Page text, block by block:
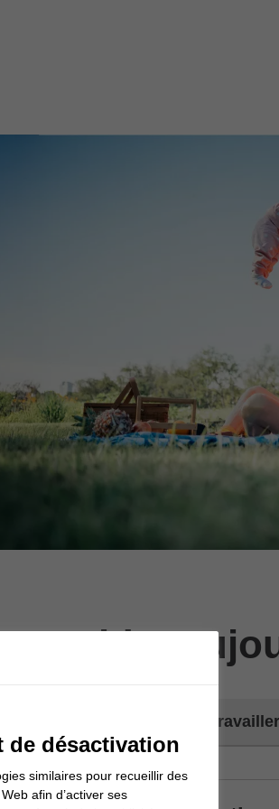
aider
de désactivation
similaires pour recueillir des
afin d’activer ses